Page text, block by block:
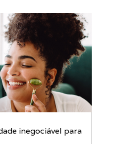
inegociável para